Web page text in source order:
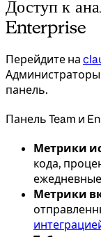
Доступ к
Enterprise
Перейдите на
панель.
Панель Team и
Метрики
кода,
Метрики